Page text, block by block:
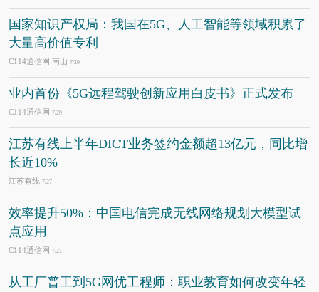
国家知识产权局：我国在5G、人工智能等领域积累了
大量高价值专利
C114通信网 南山 7/29
业内首份《5G远程驾驶创新应用白皮书》正式发布
C114通信网 7/29
江苏有线上半年DICT业务签约金额超13亿元，同比增
长近10%
江苏有线 7/27
效率提升50%：中国电信完成无线网络规划大模型试
点应用
C114通信网 7/21
从工厂普工到5G网优工程师：职业教育如何改变年轻